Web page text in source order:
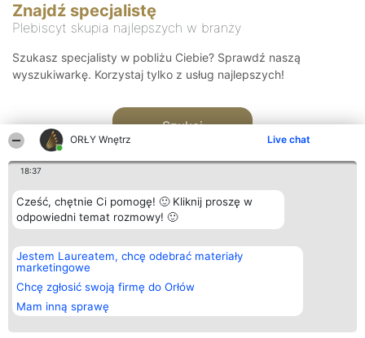
ORŁY Wnętrz Live chat
18:37
Cześć, chętnie Ci pomogę! 🙂 Kliknij proszę w
odpowiedni temat rozmowy! 🙂
Jestem Laureatem, chcę odebrać materiały
marketingowe
Chcę zgłosić swoją firmę do Orłów
Mam inną sprawę
Znajdź specjalistę
Plebiscyt skupia najlepszych w branży
Szukasz specjalisty w pobliżu Ciebie? Sprawdź naszą
wyszukiwarkę. Korzystaj tylko z usług najlepszych!
Szukaj
Organizator plebiscytu
Bright Side Solutions sp. z o.
o. sp. k.
ul. Ruska 22
Wrocław 50-079
KRS 0000749100 | Regon
381313360 | NIP 8943132676
Plebiscyt
Laureaci
wszystkich
Laureatów
Regulamin
Kontakt
Kontakt